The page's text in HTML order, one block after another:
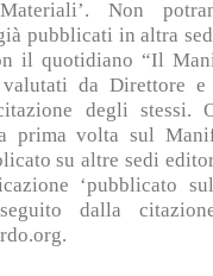
Non
pubblicati in altra
il quotidiano “Il
da Direttore e
degli stessi.
prima volta sul
su altre sedi
‘pubblicato
dalla